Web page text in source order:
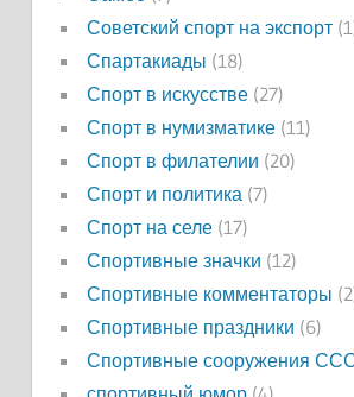
Советский спорт на экспорт
Спартакиады (18)
Спорт в искусстве(27)
Спорт в нумизматике(11)
Спорт в филателии (20)
Спорт и политика (7)
Спорт на селе(17)
Спортивные значки (12)
Спортивные комментаторы
Спортивные праздники (6)
Спортивные сооружения